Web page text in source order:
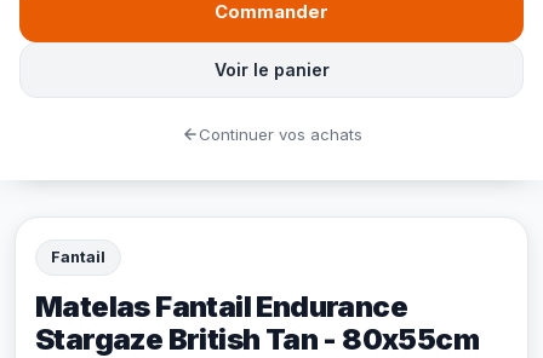
Fantail
Matelas Fantail Endurance
Stargaze British Tan - 80x55cm
Voir le panier
Commander
Continuer vos achats